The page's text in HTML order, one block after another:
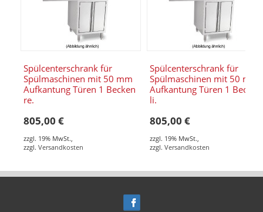
Spülcenterschrank für
Spülmaschinen mit 50 mm
Aufkantung Türen 1 Becken
re.
805,00 €
zzgl. 19% MwSt.
zzgl. Versandkosten
Spülcenterschrank für
Spülmaschinen mit 50 mm
Aufkantung Türen 1 Becken
li.
805,00 €
zzgl. 19% MwSt.
zzgl. Versandkosten